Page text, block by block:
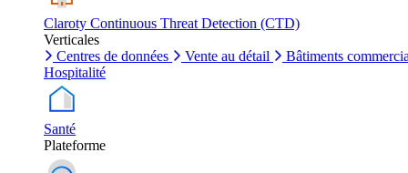
Claroty Continuous Threat Detection (CTD)
Verticales
Centres de données
Vente au détail
Bâtiments
Hospitalité
Santé
Plateforme